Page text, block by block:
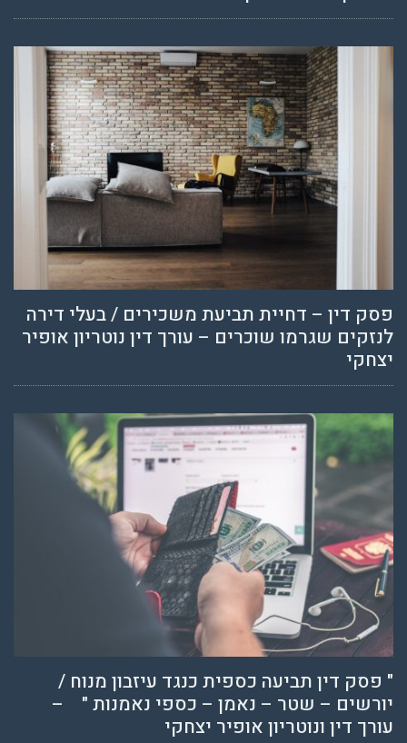
פסק דין – דחיית תביעת משכירים / בעלי דירה
לנזקים שגרמו שוכרים – עורך דין נוטריון אופיר
יצחקי
" פסק דין תביעה כספית כנגד עיזבון מנוח /
יורשים – שטר – נאמן – כספי נאמנות " –
עורך דין ונוטריון אופיר יצחקי